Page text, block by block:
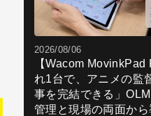
2026/08/06
【Wacom MovinkPad
れ1台で、アニメの監
事を完結できる」OLM
管理と現場の両面か